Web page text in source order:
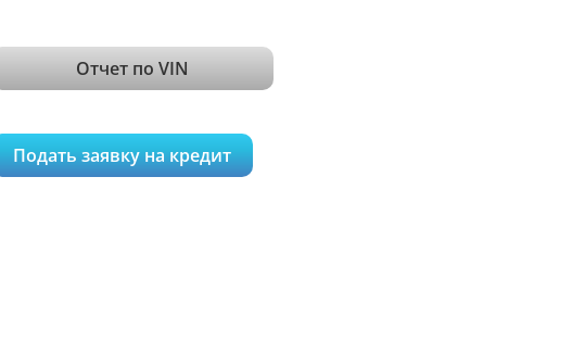
Отчет по VIN
Подать заявку на кредит